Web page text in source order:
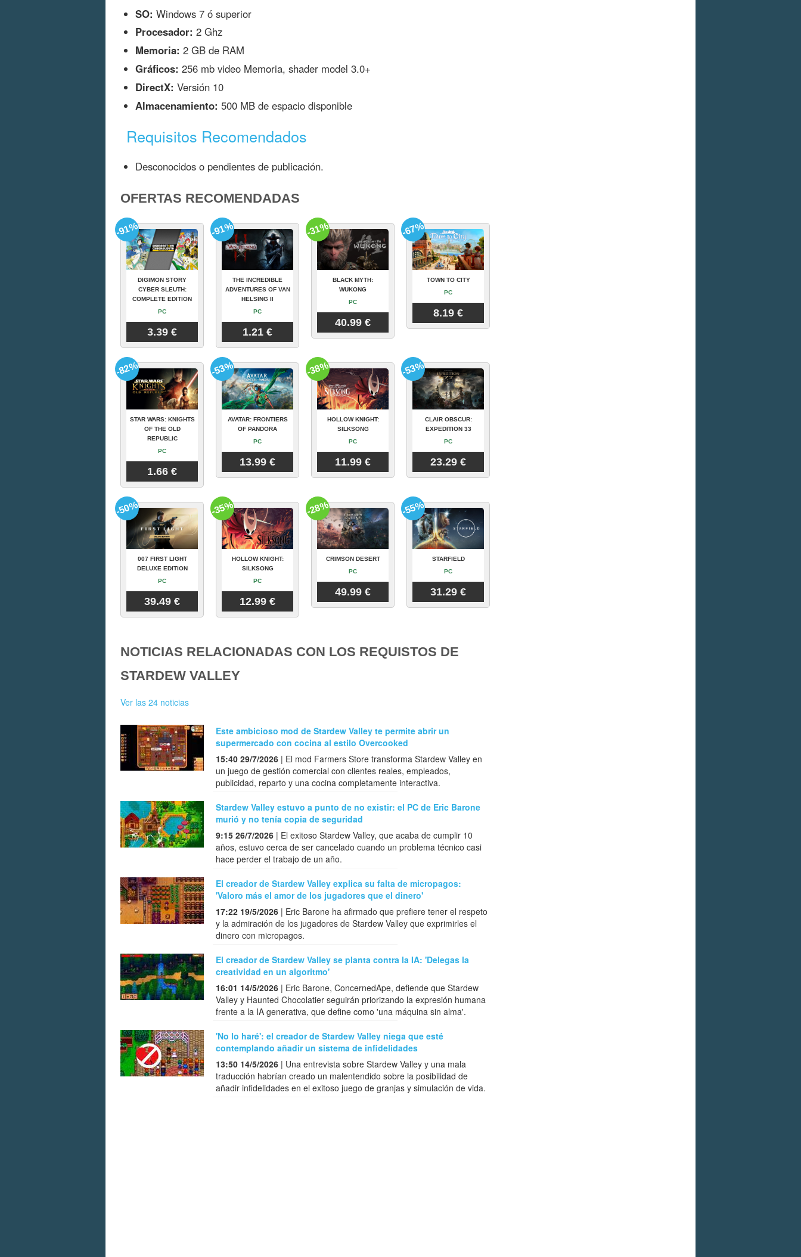
SO: Windows 7 ó superior
Procesador: 2 Ghz
Memoria: 2 GB de RAM
Gráficos: 256 mb video Memoria, shader model 3.0+
DirectX: Versión 10
Almacenamiento: 500 MB de espacio disponible
Requisitos Recomendados
Desconocidos o pendientes de publicación.
OFERTAS RECOMENDADAS
DIGIMON STORY
CYBER SLEUTH:
COMPLETE EDITION
PC
3.39 €
-91%
THE INCREDIBLE
ADVENTURES OF VAN
HELSING II
PC
1.21 €
-91%
BLACK MYTH:
WUKONG
PC
40.99 €
-31%
TOWN TO CITY
PC
8.19 €
-67%
STAR WARS: KNIGHTS
OF THE OLD
REPUBLIC
PC
1.66 €
-82%
AVATAR: FRONTIERS
OF PANDORA
PC
13.99 €
-53%
HOLLOW KNIGHT:
SILKSONG
PC
11.99 €
-38%
CLAIR OBSCUR:
EXPEDITION 33
PC
23.29 €
-53%
007 FIRST LIGHT
DELUXE EDITION
PC
39.49 €
-50%
HOLLOW KNIGHT:
SILKSONG
PC
12.99 €
-35%
CRIMSON DESERT
PC
49.99 €
-28%
STARFIELD
PC
31.29 €
-55%
NOTICIAS RELACIONADAS CON LOS REQUISTOS DE
STARDEW VALLEY
Ver las 24 noticias
Este ambicioso mod de Stardew Valley te permite abrir un
supermercado con cocina al estilo Overcooked
15:40 29/7/2026 | El mod Farmers Store transforma Stardew Valley en
un juego de gestión comercial con clientes reales, empleados,
publicidad, reparto y una cocina completamente interactiva.
Stardew Valley estuvo a punto de no existir: el PC de Eric Barone
murió y no tenía copia de seguridad
9:15 26/7/2026 | El exitoso Stardew Valley, que acaba de cumplir 10
años, estuvo cerca de ser cancelado cuando un problema técnico casi
hace perder el trabajo de un año.
El creador de Stardew Valley explica su falta de micropagos:
'Valoro más el amor de los jugadores que el dinero'
17:22 19/5/2026 | Eric Barone ha afirmado que prefiere tener el respeto
y la admiración de los jugadores de Stardew Valley que exprimirles el
dinero con micropagos.
El creador de Stardew Valley se planta contra la IA: 'Delegas la
creatividad en un algoritmo'
16:01 14/5/2026 | Eric Barone, ConcernedApe, defiende que Stardew
Valley y Haunted Chocolatier seguirán priorizando la expresión humana
frente a la IA generativa, que define como 'una máquina sin alma'.
'No lo haré': el creador de Stardew Valley niega que esté
contemplando añadir un sistema de infidelidades
13:50 14/5/2026 | Una entrevista sobre Stardew Valley y una mala
traducción habrían creado un malentendido sobre la posibilidad de
añadir infidelidades en el exitoso juego de granjas y simulación de vida.